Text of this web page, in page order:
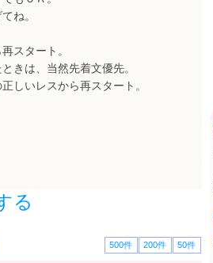
ね。
スタート。
きは、当然先着文優先。
しいレスから再スタート。
る
50件
200件
500件